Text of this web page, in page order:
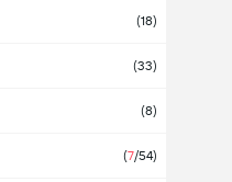
(18)
(33)
(8)
(7/54)